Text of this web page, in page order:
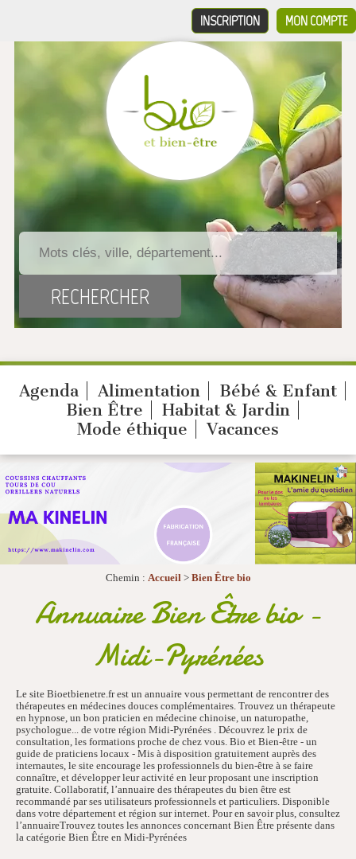
MON COMPTE
INSCRIPTION
Agenda Alimentation
Bébé & Enfant
Bien Être
Habitat & Jardin
Mode éthique
Vacances
Chemin : Accueil> Bien Être bio
Annuaire Bien Être bio -
Midi-Pyrénées
Le site Bioetbienetre.fr est un annuaire vous permettant de rencontrer des
thérapeutes en médecines douces complémentaires. Trouvez un thérapeute
en hypnose, un bon praticien en médecine chinoise, un naturopathe,
psychologue... de votre région Midi-Pyrénées . Découvrez le prix de
consultation, les formations proche de chez vous. Bio et Bien-être - un
guide de praticiens locaux - Mis à disposition gratuitement auprès des
internautes, le site encourage les professionnels du bien-être à se faire
connaître, et développer leur activité en leur proposant une inscription
gratuite. Collaboratif, l’annuaire des thérapeutes du bien être est
recommandé par ses utilisateurs professionnels et particuliers. Disponible
dans votre département et région sur internet. Pour en savoir plus, consultez
l’annuaireTrouvez toutes les annonces concernant Bien Être présente dans
la catégorie Bien Être en Midi-Pyrénées